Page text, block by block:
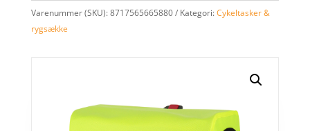
Varenummer (SKU):8717565665880 Kategori:Cykeltasker &
rygsække